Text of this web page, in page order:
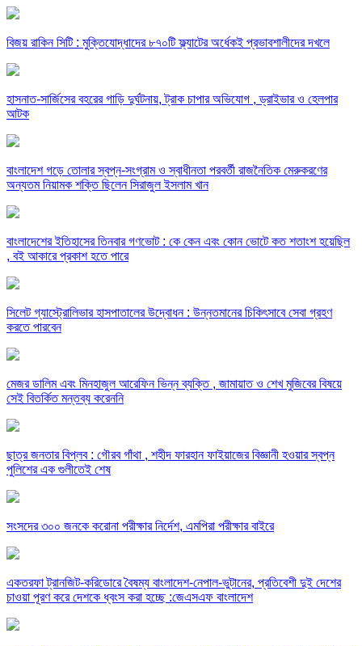
বিজয় রাকিন সিটি : মুক্তিযোদ্ধাদের ৮৭০টি ফ্ল্যাটের অর্ধেকই প্রভাবশালীদের দখলে
হাসনাত-সার্জিসের বহরের গাড়ি দুর্ঘটনায়, ট্রাক চাপার অভিযোগ , ড্রাইভার ও হেলপার
আটক
বাংলাদেশ গড়ে তোলার স্বপ্ন-সংগ্রাম ও স্বাধীনতা পরবর্তী রাজনৈতিক মেরুকরণের
অন্যতম নিয়ামক শক্তি ছিলেন সিরাজুল ইসলাম খান
বাংলাদেশের ইতিহাসের তিনবার গণভোট : কে কেন এবং কোন ভোটে কত শতাংশ হয়েছিল
, বই আকারে প্রকাশ হতে পারে
সিলেট গ্যাস্ট্রোলিভার হাসপাতালের উদ্বোধন : উন্নতমানের চিকিৎসাবে সেবা গ্রহণ
করতে পারবেন
মেজর ডালিম এবং মিনহাজুল আরেফিন ভিন্ন ব্যক্তি , জামায়াত ও শেখ মুজিবের বিষয়ে
সেই বিতর্কিত মন্তব্য করেননি
ছাত্র জনতার বিপ্লব : গৌরব গাঁথা , শহীদ ফারহান ফাইয়াজের বিজ্ঞানী হওয়ার স্বপ্ন
পুলিশের এক গুলীতেই শেষ
সংসদের ৩০০ জনকে করোনা পরীক্ষার নির্দেশ, এমপিরা পরীক্ষার বাইরে
একতরফা ট্রানজিট-করিডোরে বৈষম্য বাংলাদেশ-নেপাল-ভুটানের, প্রতিবেশী দুই দেশের
চাওয়া পূরণ করে দেশকে ধ্বংস করা হচ্ছে :জেএসএফ বাংলাদেশ